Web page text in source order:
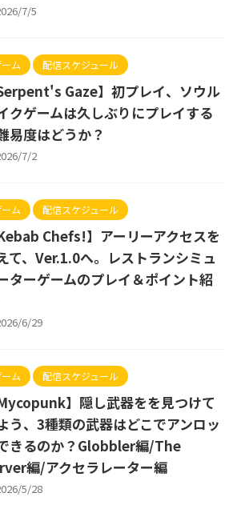
7/5
ム 配信スケジュール
Serpent's Gaze】初プレイ、ソウル
クゲームは久しぶりにプレイする
易度はどうか？
7/2
ム 配信スケジュール
Kebab Chefs!】アーリーアクセスを
て、Ver.1.0へ。レストランシミュ
ターゲームのプレイ＆ポイント紹
6/29
ム 配信スケジュール
Mycopunk】隠し武器をを見つけて
う、3種類の武器はどこでアンロッ
きるのか？Globbler編/The
編/アクセラレーター編
5/28